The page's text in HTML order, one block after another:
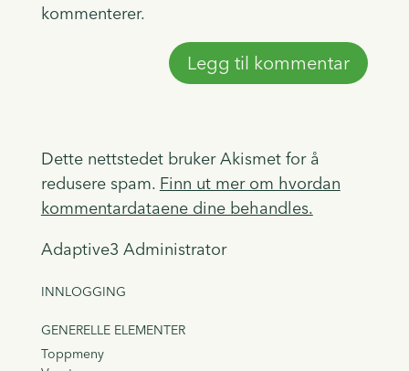
kommenterer.
Dette nettstedet bruker Akismet for å
redusere spam. Finn ut mer om hvordan
kommentardataene dine behandles.
Adaptive3 Administrator
INNLOGGING
GENERELLE ELEMENTER
Toppmeny